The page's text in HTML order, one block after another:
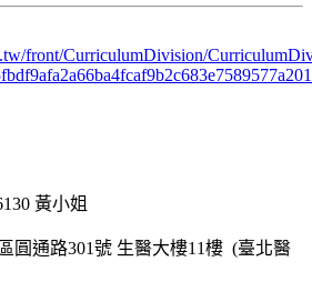
front/CurriculumDivision/
黃小姐
圓通路301號 生醫大樓11樓 (臺北醫